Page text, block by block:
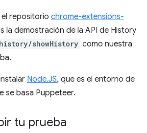
repositorio chrome-extensions-
la demostración de la API de History
showHistory como nuestra
Node.JS, que es el entorno de
se basa Puppeteer.
tu prueba